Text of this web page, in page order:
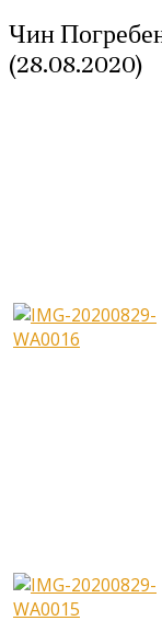
Чин
(28.08.2020)